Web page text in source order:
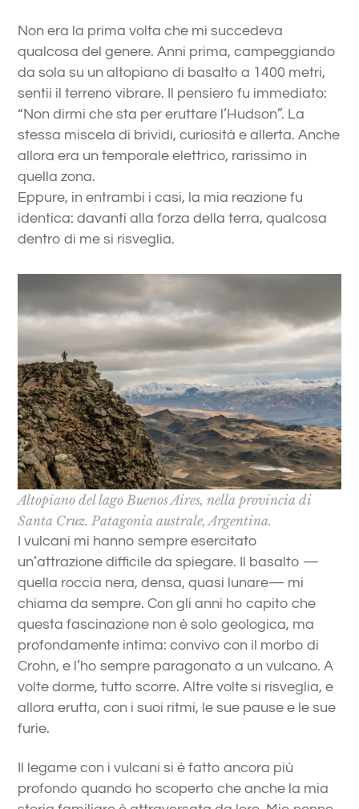
Non era la prima volta che mi succedeva
qualcosa del genere. Anni prima, campeggiando
da sola su un altopiano di basalto a 1400 metri,
sentii il terreno vibrare. Il pensiero fu immediato:
“Non dirmi che sta per eruttare l’Hudson”. La
stessa miscela di brividi, curiosità e allerta. Anche
allora era un temporale elettrico, rarissimo in
quella zona.
Eppure, in entrambi i casi, la mia reazione fu
identica: davanti alla forza della terra, qualcosa
dentro di me si risveglia.
Altopiano del lago Buenos Aires, nella provincia di
Santa Cruz. Patagonia australe, Argentina.
I vulcani mi hanno sempre esercitato
un’attrazione difficile da spiegare. Il basalto —
quella roccia nera, densa, quasi lunare— mi
chiama da sempre. Con gli anni ho capito che
questa fascinazione non è solo geologica, ma
profondamente intima: convivo con il morbo di
Crohn, e l’ho sempre paragonato a un vulcano. A
volte dorme, tutto scorre. Altre volte si risveglia, e
allora erutta, con i suoi ritmi, le sue pause e le sue
furie.
Il legame con i vulcani si è fatto ancora più
profondo quando ho scoperto che anche la mia